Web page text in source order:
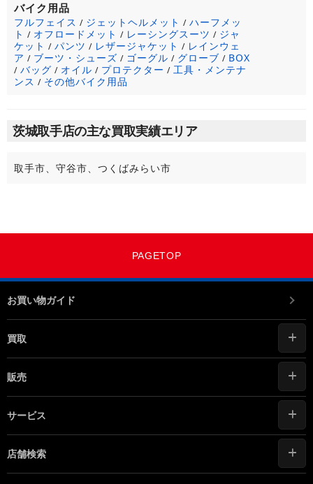
バイク用品
フルフェイス / ジェットヘルメット / ハーフメッ
ト / オフロードメット / レーシングスーツ / ジャ
ケット / パンツ / レザージャケット / レインウェ
ア / ブーツ・シューズ / ゴーグル / グローブ / BOX
/ バッグ / オイル / プロテクター / 工具・メンテナ
ンス / その他バイク用品
茨城取手店の主な買取実績エリア
取手市、守谷市、つくばみらい市
PAGETOP
お買い物ガイド
買取
販売
サービス
店舗検索